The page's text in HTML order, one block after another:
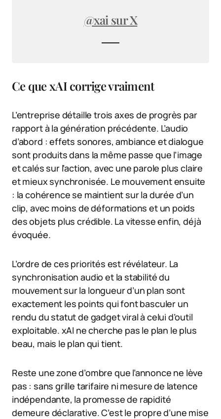
@xai sur X
Ce que xAI corrige vraiment
L’entreprise détaille trois axes de progrès par
rapport à la génération précédente. L’audio
d’abord : effets sonores, ambiance et dialogue
sont produits dans la même passe que l’image
et calés sur l’action, avec une parole plus claire
et mieux synchronisée. Le mouvement ensuite
: la cohérence se maintient sur la durée d’un
clip, avec moins de déformations et un poids
des objets plus crédible. La vitesse enfin, déjà
évoquée.
L’ordre de ces priorités est révélateur. La
synchronisation audio et la stabilité du
mouvement sur la longueur d’un plan sont
exactement les points qui font basculer un
rendu du statut de gadget viral à celui d’outil
exploitable. xAI ne cherche pas le plan le plus
beau, mais le plan qui tient.
Reste une zone d’ombre que l’annonce ne lève
pas : sans grille tarifaire ni mesure de latence
indépendante, la promesse de rapidité
demeure déclarative. C’est le propre d’une mise